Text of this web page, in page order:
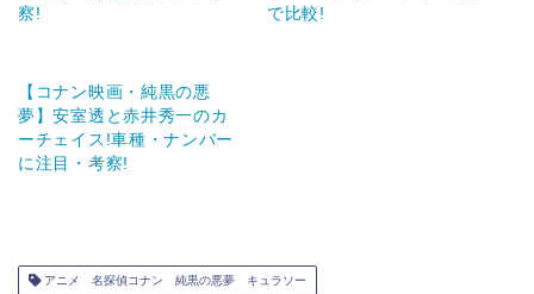
察!
で比較!
【コナン映画・純黒の悪
夢】安室透と赤井秀一のカ
ーチェイス!車種・ナンバー
に注目・考察!
アニメ 名探偵コナン 純黒の悪夢 キュラソー